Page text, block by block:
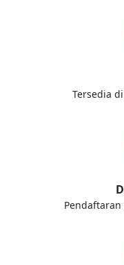
Tersedia